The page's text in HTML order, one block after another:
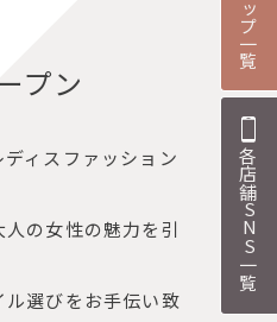
各店舗SNS一覧
プン
ィスファッション
の女性の魅力を引
選びをお手伝い致